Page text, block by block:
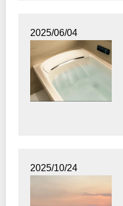
2025/06/04
2025/10/24